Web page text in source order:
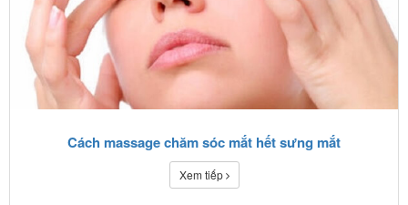
Cách massage chăm sóc mắt hết sưng mắt
Xem tiếp